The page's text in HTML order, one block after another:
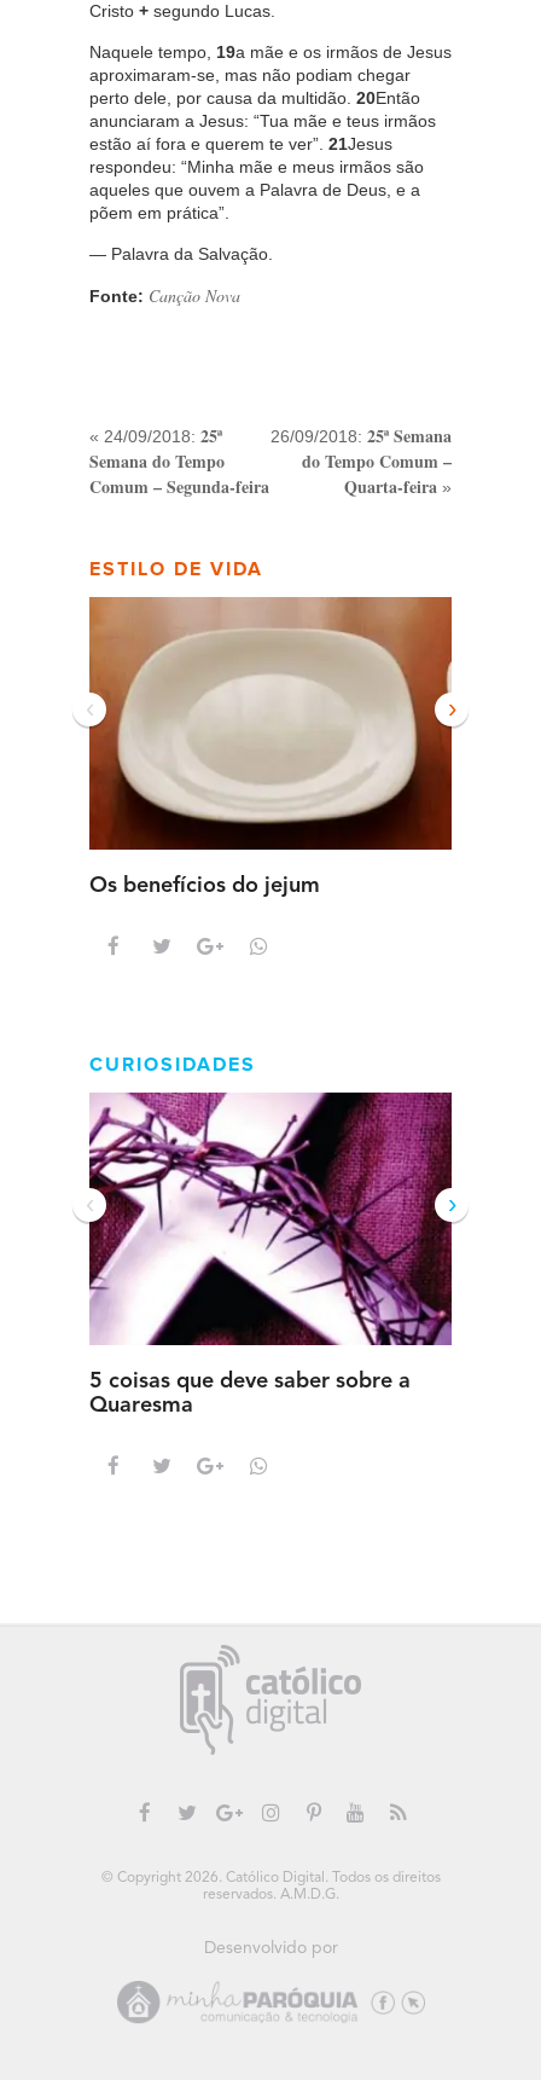
Cristo + segundo Lucas.
Naquele tempo, 19a mãe e os irmãos de Jesus
aproximaram-se, mas não podiam chegar
perto dele, por causa da multidão. 20Então
anunciaram a Jesus: “Tua mãe e teus irmãos
estão aí fora e querem te ver”. 21Jesus
respondeu: “Minha mãe e meus irmãos são
aqueles que ouvem a Palavra de Deus, e a
põem em prática”.
— Palavra da Salvação.
Fonte: Canção Nova
« 24/09/2018: 25ª
Semana do Tempo
Comum – Segunda-feira
26/09/2018: 25ª Semana
do Tempo Comum –
Quarta-feira »
ESTILO DE VIDA
Os benefícios do jejum
‹ ›
CURIOSIDADES
5 coisas que deve saber sobre a
Quaresma
‹ ›
© Copyright 2026. Católico Digital. Todos os direitos
reservados. A.M.D.G.
Desenvolvido por